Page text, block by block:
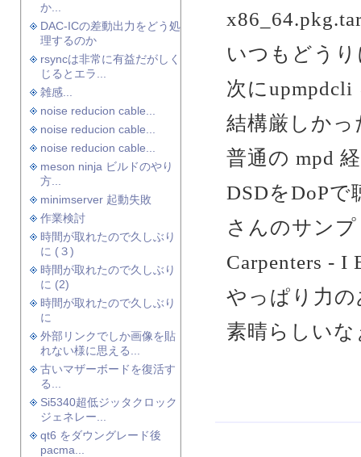
いつもどう
次に
結構厳しかっ
普通の mpd
DSDをDoP
さんのサン
Carpenters - I
やっぱり力
素晴らしいな
か...
DAC-ICの差動出力をどう処
理するのか
rsyncは非常に有益だがしく
じるとエラ...
雑感...
noise reducion cable...
noise reducion cable...
noise reducion cable...
meson ninja ビルドのやり
方...
minimserver 起動失敗
作業検討
時間が取れたので久しぶり
に (３)
時間が取れたので久しぶり
に (2)
時間が取れたので久しぶり
に
外部リンクでしか画像を貼
れない様に思える...
古いマザーボードを復活す
る...
Si5340超低ジッタクロック
ジェネレー...
qt6 をダウングレード後
pacma...